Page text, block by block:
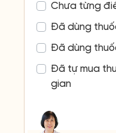
Chưa từng
Đã dùng
Đã dùng
Đã tự mua
gian